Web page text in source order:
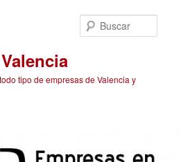
tipo de empresas de Valencia y